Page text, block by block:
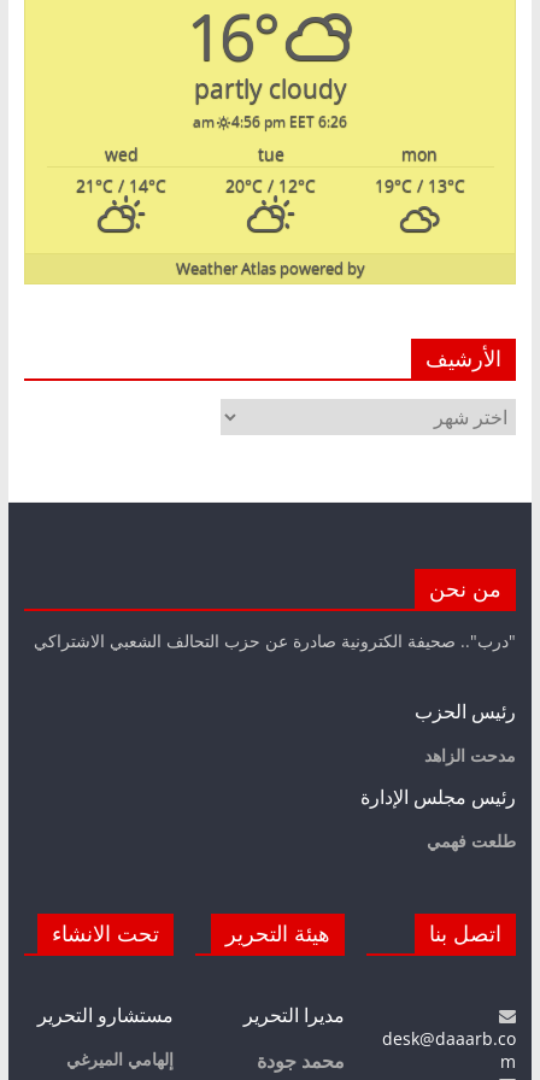
16°
partly cloudy
6:26 am
4:56 pm EET
mon
tue
wed
19°C/ 13°C
20°C / 12°C
21°C / 14°C
powered by
Weather Atlas
الأرشيف
الأرشيف
من نحن
"درب".. صحيفة الكترونية صادرة عن حزب التحالف الشعبي الاشتراكي
رئيس الحزب
مدحت الزاهد
رئيس مجلس الإدارة
طلعت فهمي
اتصل بنا
desk@daaarb.co
m
هيئة التحرير
مديرا التحرير
محمد جودة
تحت الانشاء
مستشارو التحرير
إلهامي الميرغي